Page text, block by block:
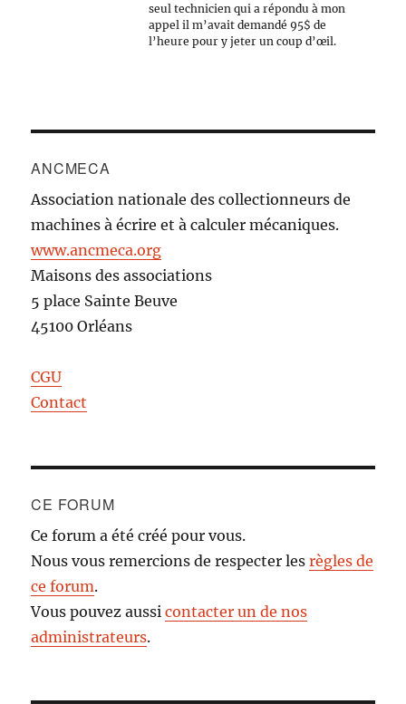
seul technicien qui a répondu à mon
appel il m’avait demandé 95$ de
l’heure pour y jeter un coup d’œil.
ANCMECA
Association nationale des collectionneurs de
machines à écrire et à calculer mécaniques.
www.ancmeca.org
Maisons des associations
5 place Sainte Beuve
45100 Orléans
CGU
Contact
CE FORUM
Ce forum a été créé pour vous.
Nous vous remercions de respecter lesrègles de
ce forum.
Vous pouvez aussicontacter un de nos
administrateurs.